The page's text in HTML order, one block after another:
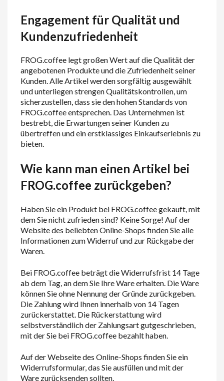
Engagement für Qualität und
Kundenzufriedenheit
FROG.coffee legt großen Wert auf die Qualität der
angebotenen Produkte und die Zufriedenheit seiner
Kunden. Alle Artikel werden sorgfältig ausgewählt
und unterliegen strengen Qualitätskontrollen, um
sicherzustellen, dass sie den hohen Standards von
FROG.coffee entsprechen. Das Unternehmen ist
bestrebt, die Erwartungen seiner Kunden zu
übertreffen und ein erstklassiges Einkaufserlebnis zu
bieten.
Wie kann man einen Artikel bei
FROG.coffee zurückgeben?
Haben Sie ein Produkt bei FROG.coffee gekauft, mit
dem Sie nicht zufrieden sind? Keine Sorge! Auf der
Website des beliebten Online-Shops finden Sie alle
Informationen zum Widerruf und zur Rückgabe der
Waren.
Bei FROG.coffee beträgt die Widerrufsfrist 14 Tage
ab dem Tag, an dem Sie Ihre Ware erhalten. Die Ware
können Sie ohne Nennung der Gründe zurückgeben.
Die Zahlung wird Ihnen innerhalb von 14 Tagen
zurückerstattet. Die Rückerstattung wird
selbstverständlich der Zahlungsart gutgeschrieben,
mit der Sie bei FROG.coffee bezahlt haben.
Auf der Webseite des Online-Shops finden Sie ein
Widerrufsformular, das Sie ausfüllen und mit der
Ware zurücksenden sollten.